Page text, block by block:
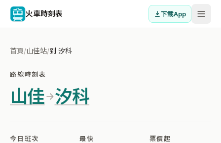
火車時刻表 下載App
首頁/山佳站/到 汐科
路線時刻表
山佳 汐科
今日班次 最快 票價起